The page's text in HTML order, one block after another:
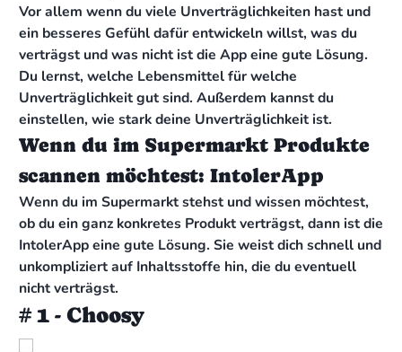
Vor allem wenn du viele Unverträglichkeiten hast und
ein besseres Gefühl dafür entwickeln willst, was du
verträgst und was nicht ist die App eine gute Lösung.
Du lernst, welche Lebensmittel für welche
Unverträglichkeit gut sind. Außerdem kannst du
einstellen, wie stark deine Unverträglichkeit ist.
Wenn du im Supermarkt Produkte
scannen möchtest: IntolerApp
Wenn du im Supermarkt stehst und wissen möchtest,
ob du ein ganz konkretes Produkt verträgst, dann ist die
IntolerApp eine gute Lösung. Sie weist dich schnell und
unkompliziert auf Inhaltsstoffe hin, die du eventuell
nicht verträgst.
# 1 - Choosy